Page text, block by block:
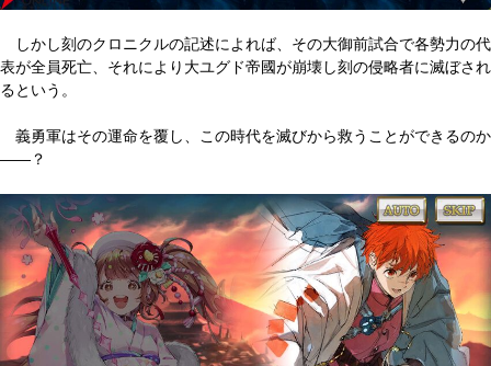
しかし刻のクロニクルの記述によれば、その大御前試合で各勢力の代
表が全員死亡、それにより大ユグド帝國が崩壊し刻の侵略者に滅ぼされ
るという。
義勇軍はその運命を覆し、この時代を滅びから救うことができるのか
――？